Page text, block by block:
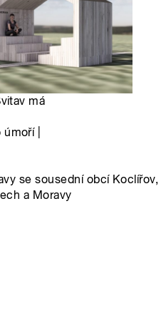
má
|
se sousední obcí Koclířov,
a Moravy